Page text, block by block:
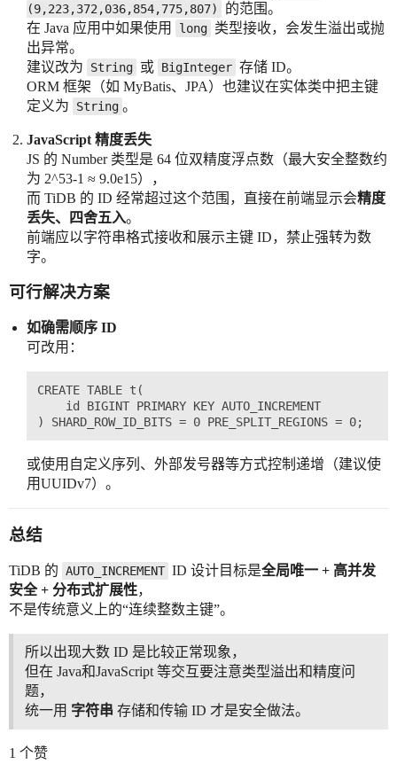
(9,223,372,036,854,775,807)
的范围。
在 Java 应用中如果使用
long 类型接收，会发生溢出或抛
出异常。
建议改为
String 或 BigInteger 存储 ID。
ORM 框架（如 MyBatis、JPA）也建议在实体类中把主键
定义为
String 。
JavaScript 精度丢失
JS 的 Number 类型是 64 位双精度浮点数（最大安全整数约
为 2^53-1 ≈ 9.0e15），
而 TiDB 的 ID 经常超过这个范围，直接在前端显示会精度
丢失、四舍五入。
前端应以字符串格式接收和展示主键 ID，禁止强转为数
字。
可行解决方案
如确需顺序 ID
可改用：
CREATE TABLE t(
    id BIGINT PRIMARY KEY AUTO_INCREMENT
或使用自定义序列、外部发号器等方式控制递增（建议使
用UUIDv7）。
总结
TiDB 的 AUTO_INCREMENT ID 设计目标是全局唯一 + 高并发
安全 + 分布式扩展性，
不是传统意义上的“连续整数主键”。
所以出现大数 ID 是比较正常现象，
但在 Java和JavaScript 等交互要注意类型溢出和精度问
题，
统一用 字符串 存储和传输 ID 才是安全做法。
1 个赞